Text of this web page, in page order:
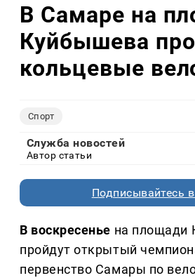
В Самаре на
Куйбышева
кольцевые
Спорт
Служба новостей
Автор статьи
Подписывайтесь
В воскресенье на площади
пройдут открытый
первенство Самары по